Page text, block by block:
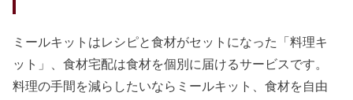
ミールキットはレシピと食材がセットになった「料理キ
ット」、食材宅配は食材を個別に届けるサービスです。
料理の手間を減らしたいならミールキット、食材を自由